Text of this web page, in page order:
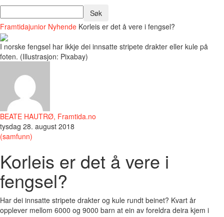
Framtidajunior Nyhende Korleis er det å vere i fengsel?
I norske fengsel har ikkje dei innsatte stripete drakter eller kule på
foten. (Illustrasjon: Pixabay)
BEATE HAUTRØ, Framtida.no
tysdag 28. august 2018
(samfunn)
Korleis er det å vere i
fengsel?
Har dei innsatte stripete drakter og kule rundt beinet? Kvart år
opplever mellom 6000 og 9000 barn at ein av foreldra deira kjem i